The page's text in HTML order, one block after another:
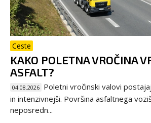
Ceste
KAKO POLETNA VROČINA
ASFALT?
04.08.2026 Poletni vročinski valovi
in intenzivnejši. Površina asfaltnega
neposredn...